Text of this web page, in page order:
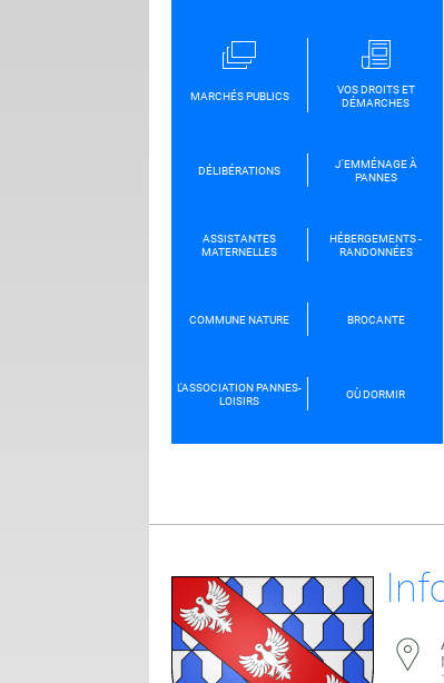
MARCHÉS PUBLICS
VOS DROITS ET
DÉMARCHES
DÉLIBÉRATIONS
J'EMMÉNAGE À
PANNES
ASSISTANTES
MATERNELLES
HÉBERGEMENTS -
RANDONNÉES
COMMUNE NATURE BROCANTE
L'ASSOCIATION PANNES-
LOISIRS
OÙ DORMIR